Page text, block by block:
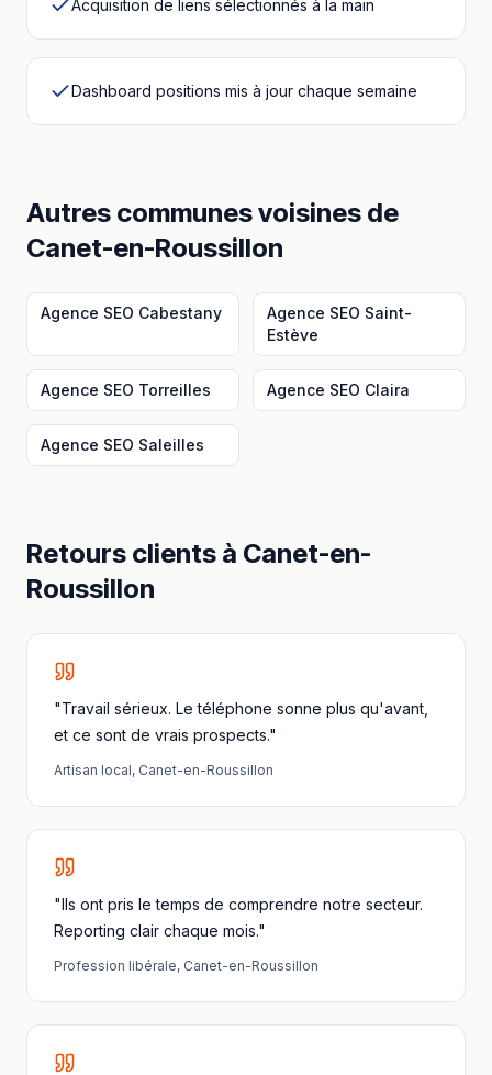
Acquisition de liens sélectionnés à la main
Dashboard positions mis à jour chaque semaine
Autres communes voisines de
Canet-en-Roussillon
Agence SEO Cabestany Agence SEO Saint-
Estève
Agence SEO Torreilles Agence SEO Claira
Agence SEO Saleilles
Retours clients à Canet-en-
Roussillon
"Travail sérieux. Le téléphone sonne plus qu'avant,
et ce sont de vrais prospects."
Artisan local, Canet-en-Roussillon
"Ils ont pris le temps de comprendre notre secteur.
Reporting clair chaque mois."
Profession libérale, Canet-en-Roussillon